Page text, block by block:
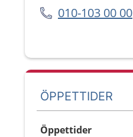
010-103 00 00
ÖPPETTIDER
Öppettider